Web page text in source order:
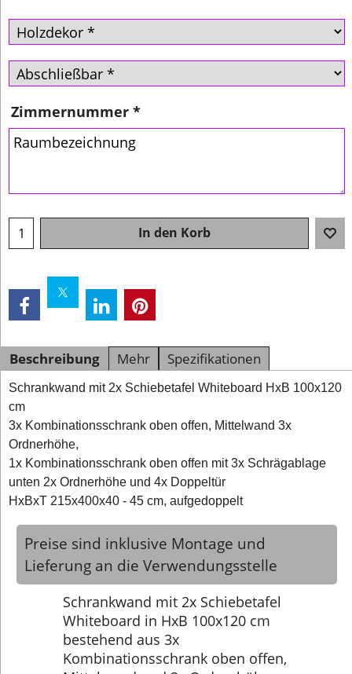
Zimmernummer *
In den Korb
Beschreibung Mehr Spezifikationen
Schrankwand mit 2x Schiebetafel Whiteboard HxB 100x120
cm
3x Kombinationsschrank oben offen, Mittelwand 3x
Ordnerhöhe,
1x Kombinationsschrank oben offen mit 3x Schrägablage
unten 2x Ordnerhöhe und 4x Doppeltür
HxBxT 215x400x40 - 45 cm, aufgedoppelt
Preise sind inklusive Montage und
Lieferung an die Verwendungsstelle
Schrankwand mit 2x Schiebetafel
Whiteboard in HxB 100x120 cm
bestehend aus 3x
Kombinationsschrank oben offen,